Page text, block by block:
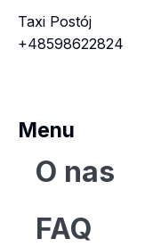
Taxi Postój
+48598622824
Menu
O nas
FAQ